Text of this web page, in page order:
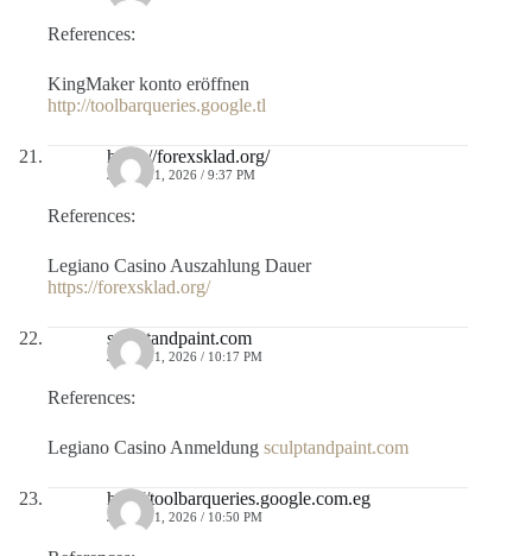
References:
KingMaker konto eröffnen
http://toolbarqueries.google.tl
https://forexsklad.org/
JULIO 11, 2026 / 9:37 PM
References:
Legiano Casino Auszahlung Dauer
https://forexsklad.org/
sculptandpaint.com
JULIO 11, 2026 / 10:17 PM
References:
Legiano Casino Anmeldung sculptandpaint.com
http://toolbarqueries.google.com.eg
JULIO 11, 2026 / 10:50 PM